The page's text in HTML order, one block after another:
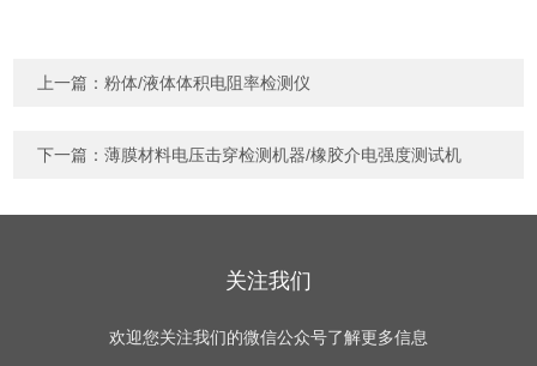
上一篇：粉体/液体体积电阻率检测仪
下一篇：薄膜材料电压击穿检测机器/橡胶介电强度测试机
关注我们
欢迎您关注我们的微信公众号了解更多信息